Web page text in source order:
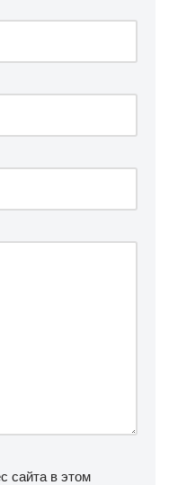
сайта в этом